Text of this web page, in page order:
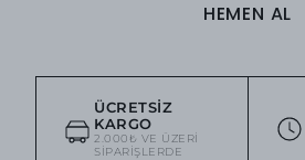
HEMEN AL
ÜCRETSIZ
KARGO
2.000₺ VE ÜZERI
SIPARIŞLERDE